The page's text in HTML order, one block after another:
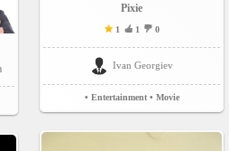
Pixie
1 1 0
Ivan Georgiev
• Entertainment • Movie